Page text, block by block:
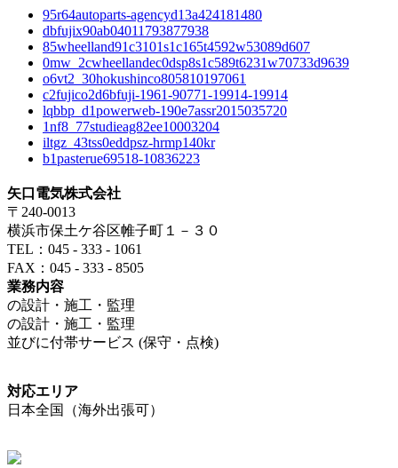
95r64autoparts-agencyd13a424181480
dbfujix90ab04011793877938
85wheelland91c3101s1c165t4592w53089d607
0mw_2cwheellandec0dsp8s1c589t6231w70733d9639
o6vt2_30hokushinco805810197061
c2fujico2d6bfuji-1961-90771-19914-19914
lqbbp_d1powerweb-190e7assr2015035720
1nf8_77studieag82ee10003204
iltgz_43tss0eddpsz-hrmp140kr
b1pasterue69518-10836223
矢口電気株式会社
〒240-0013
横浜市保土ケ谷区帷子町１－３０
TEL：045 - 333 - 1061
FAX：045 - 333 - 8505
業務内容
の設計・施工・監理
の設計・施工・監理
並びに付帯サービス (保守・点検)
対応エリア
日本全国（海外出張可）